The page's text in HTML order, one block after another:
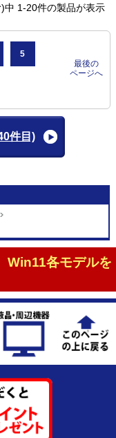
中 1-20件の製品が表示
5
最後の
ページへ
件目)
Win11各モデルを